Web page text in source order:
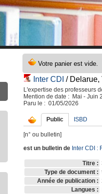
Inter CDI /
L'expertise des professeurs
Mention de date : Mai - Juin
Paru le : 01/05/2026
Public ISBD
[n° ou bulletin]
est un bulletin de Inter CDI :
Titre :
Type de document :
Année de publication :
Langues :